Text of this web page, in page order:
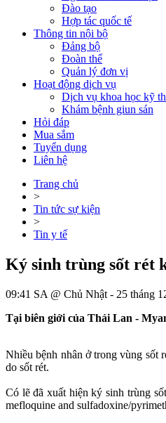
Đào tạo
Hợp tác quốc tế
Thông tin nội bộ
Đảng bộ
Đoàn thể
Quản lý đơn vị
Hoạt động dịch vụ
Dịch vụ khoa học kỹ
Khám bệnh giun sán
Hỏi đáp
Mua sắm
Tuyển dụng
Liên hệ
Trang chủ
>
Tin tức sự kiện
>
Tin y tế
Ký sinh trùng sốt rét
09:41 SA @ Chủ Nhật - 25 tháng
Tại biên giới của Thái Lan -
Nhiều bệnh nhân ở trong vùng sốt
do sốt rét.
Có lẽ đã xuất hiện ký sinh trùng
mefloquine and sulfadoxine/